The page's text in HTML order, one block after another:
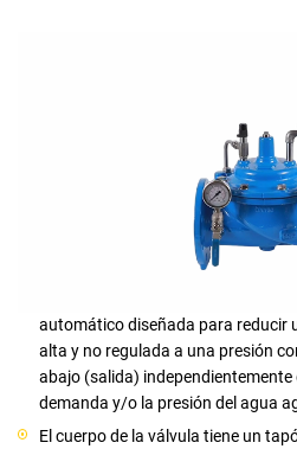
Características
automático diseñada para reducir
alta y no regulada a una presión
abajo (salida) independientemente
demanda y/o la presión del agua
El cuerpo de la válvula tiene un